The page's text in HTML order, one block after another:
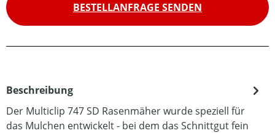
BESTELLANFRAGE SENDEN
Beschreibung
Der Multiclip 747 SD Rasenmäher wurde speziell für
das Mulchen entwickelt - bei dem das Schnittgut fein